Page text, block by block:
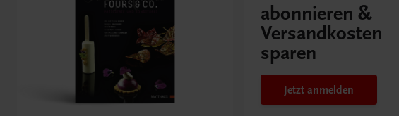
abonnieren &
Versandkosten
sparen
Jetzt anmelden